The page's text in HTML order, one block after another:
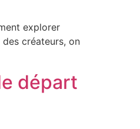
explorer
créateurs, on
départ